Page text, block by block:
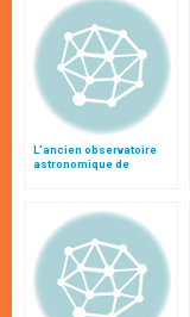
L’ancien observatoire
astronomique de